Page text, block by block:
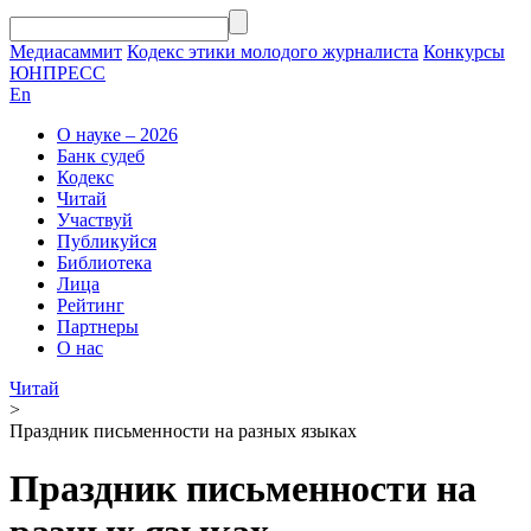
Медиасаммит Кодекс этики молодого журналиста Конкурсы
ЮНПРЕСС
En
О науке – 2026
Банк судеб
Кодекс
Читай
Участвуй
Публикуйся
Библиотека
Лица
Рейтинг
Партнеры
О нас
Читай
>
Праздник письменности на разных языках
Праздник письменности на